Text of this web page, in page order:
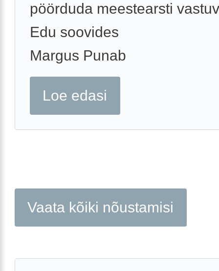
pöörduda meestearsti
Edu soovides
Margus Punab
Loe edasi
Vaata kõiki nõustamisi